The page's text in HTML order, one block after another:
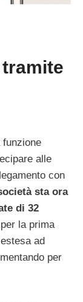
funzione
alle
con
sta ora
di 32
la prima
ad
per